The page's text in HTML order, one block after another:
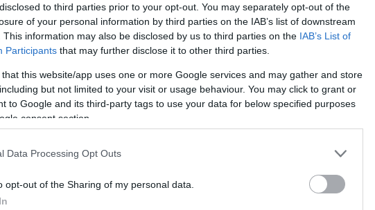
to third parties prior to your opt-out. You may separately opt-out of the
of your personal information by third parties on the IAB’s list of downstream
This information may also be disclosed by us to third parties on the IAB’s List of
Participants that may further disclose it to other third parties.
that this website/app uses one or more Google services and may gather and store
but not limited to your visit or usage behaviour. You may click to grant or
to Google and its third-party tags to use your data for below specified purposes
consent section.
Data Processing Opt Outs
opt-out of the Sharing of my personal data.
της κινεζικής επαρχίας Fujian